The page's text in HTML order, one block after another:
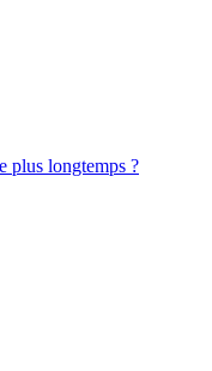
plus longtemps ?